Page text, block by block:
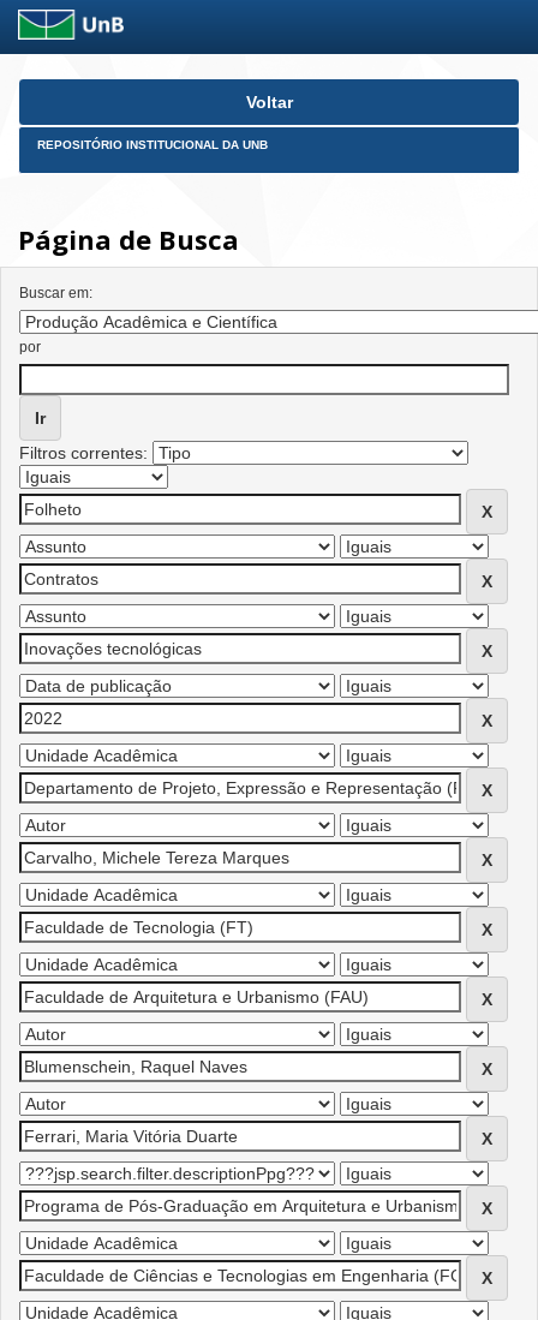
Skip
Voltar
REPOSITÓRIO INSTITUCIONAL DA UNB
Página de Busca
Buscar em:
por
Filtros correntes: